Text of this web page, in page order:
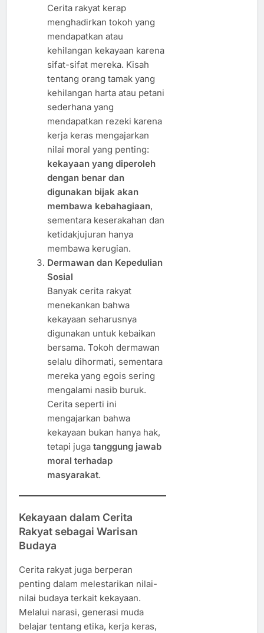
Cerita rakyat kerap
menghadirkan tokoh yang
mendapatkan atau
kehilangan kekayaan karena
sifat-sifat mereka. Kisah
tentang orang tamak yang
kehilangan harta atau petani
sederhana yang
mendapatkan rezeki karena
kerja keras mengajarkan
nilai moral yang penting:
kekayaan yang diperoleh
dengan benar dan
digunakan bijak akan
membawa kebahagiaan,
sementara keserakahan dan
ketidakjujuran hanya
membawa kerugian.
Dermawan dan Kepedulian
Sosial
Banyak cerita rakyat
menekankan bahwa
kekayaan seharusnya
digunakan untuk kebaikan
bersama. Tokoh dermawan
selalu dihormati, sementara
mereka yang egois sering
mengalami nasib buruk.
Cerita seperti ini
mengajarkan bahwa
kekayaan bukan hanya hak,
tetapi juga tanggung jawab
moral terhadap
masyarakat.
Kekayaan dalam Cerita
Rakyat sebagai Warisan
Budaya
Cerita rakyat juga berperan
penting dalam melestarikan nilai-
nilai budaya terkait kekayaan.
Melalui narasi, generasi muda
belajar tentang etika, kerja keras,